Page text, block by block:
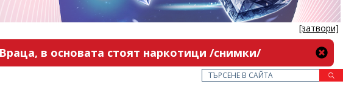
[затвори]
в основата стоят наркотици /снимки/